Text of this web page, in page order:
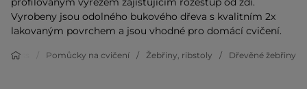
Vyrobeny jsou odolného bukového dřeva s kvalitním 2x
lakovaným povrchem a jsou vhodné pro domácí cvičení.
Fitness Pomůcky na cvičení Žebřiny, ribstoly Dřevěné žebřiny